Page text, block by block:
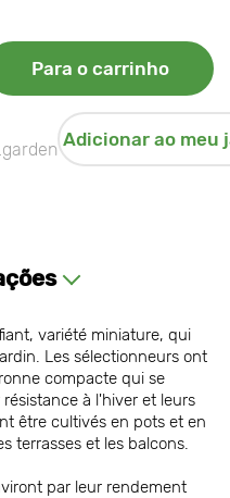
Para o carrinho
Adicionar ao meu
variété miniature, qui
Les sélectionneurs ont
compacte qui se
à l'hiver et leurs
être cultivés en pots et en
terrasses et les balcons.
par leur rendement